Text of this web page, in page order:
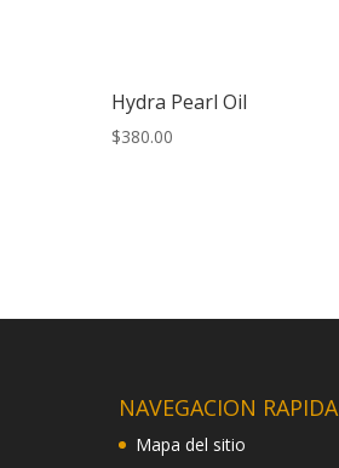
Hydra Pearl Oil
$380.00
NAVEGACION RAPIDA
Mapa del sitio